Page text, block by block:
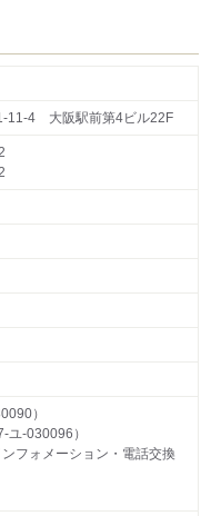
11-4 大阪駅前第4ビル22F
）
-030096）
フォメーション・電話交換